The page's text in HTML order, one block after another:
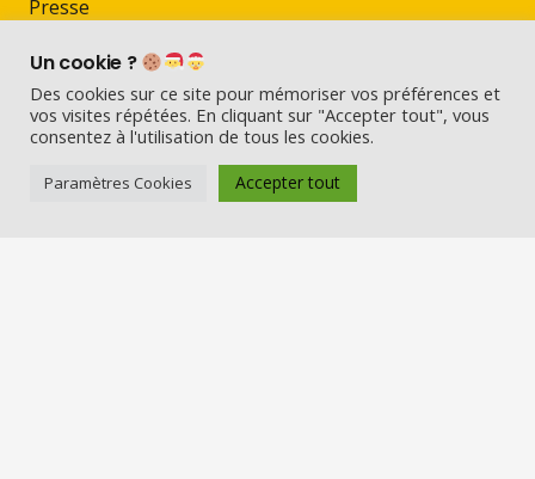
Presse
Contact
Suivez-nous sur les réseaux
Un cookie ?
Des cookies sur ce site pour mémoriser vos préférences et
vos visites répétées. En cliquant sur "Accepter tout", vous
consentez à l'utilisation de tous les cookies.
Paramètres Cookies Accepter tout